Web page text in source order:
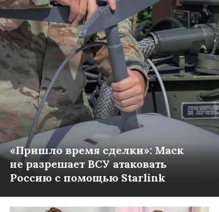
«Пришло время сделки»: Маск
не разрешает ВСУ атаковать
Россию с помощью Starlink